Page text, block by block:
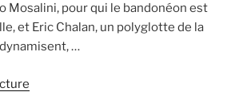
Mosalini, pour qui le bandonéon est
et Eric Chalan, un polyglotte de la
…